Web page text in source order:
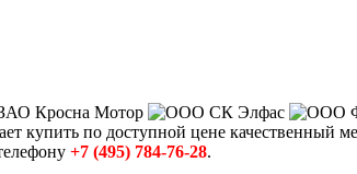
по доступной цене качественный
+7 (495) 784-76-28.